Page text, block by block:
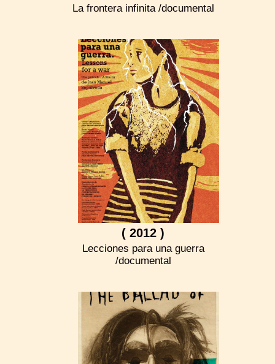
La frontera infinita /documental
( 2012 )
Lecciones para una guerra
/documental